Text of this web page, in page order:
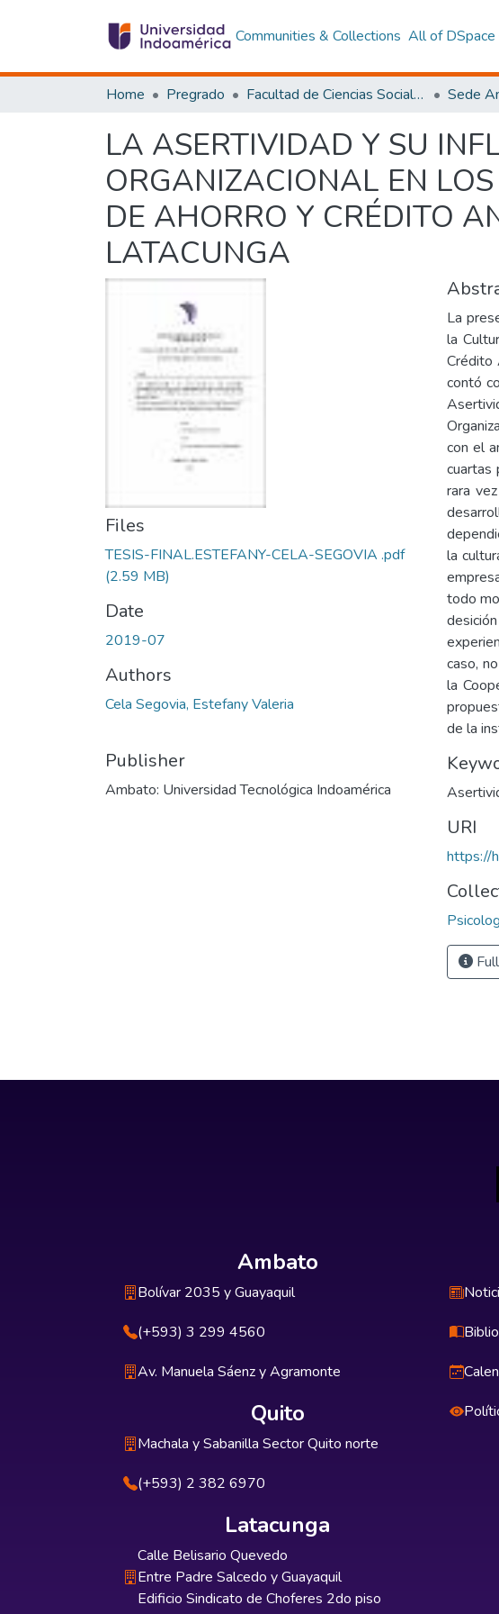
Communities & Collections All of DSpace
Home Pregrado Facultad de Ciencias Sociales y Humanas Sede
LA ASERTIVIDAD Y SU
ORGANIZACIONAL EN
DE AHORRO Y CRÉDITO
LATACUNGA
Files
TESIS-FINAL.ESTEFANY-CELA-SEGOVIA .pdf
(2.59 MB)
Date
2019-07
Authors
Cela Segovia, Estefany Valeria
Publisher
Ambato: Universidad Tecnológica Indoamérica
La
la
Crédito
contó
con el
cuartas
rara
la
todo
caso,
la
de la
URI
https://
Ambato
Bolívar 2035 y Guayaquil
(+593) 3 299 4560
Av. Manuela Sáenz y Agramonte
Quito
Machala y Sabanilla Sector Quito norte
(+593) 2 382 6970
Latacunga
Calle Belisario Quevedo
Entre Padre Salcedo y Guayaquil
Edificio Sindicato de Choferes 2do piso